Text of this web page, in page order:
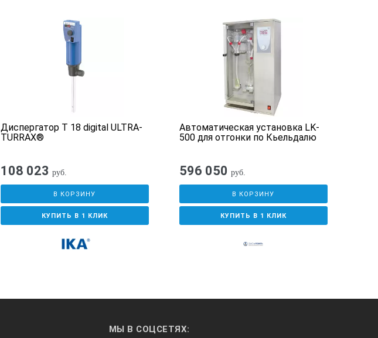
Диспергатор T 18 digital ULTRA-
TURRAX®
108 023 руб.
В КОРЗИНУ
КУПИТЬ В 1 КЛИК
Автоматическая установка LK-
500 для отгонки по Кьельдалю
596 050 руб.
В КОРЗИНУ
КУПИТЬ В 1 КЛИК
МЫ В СОЦСЕТЯХ: